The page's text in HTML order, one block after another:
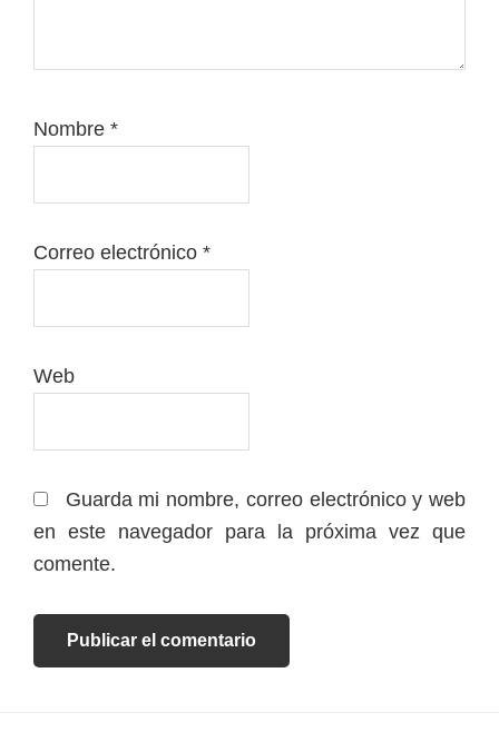
Nombre *
Correo electrónico *
Web
Guarda mi nombre, correo electrónico y web
en este navegador para la próxima vez que
comente.